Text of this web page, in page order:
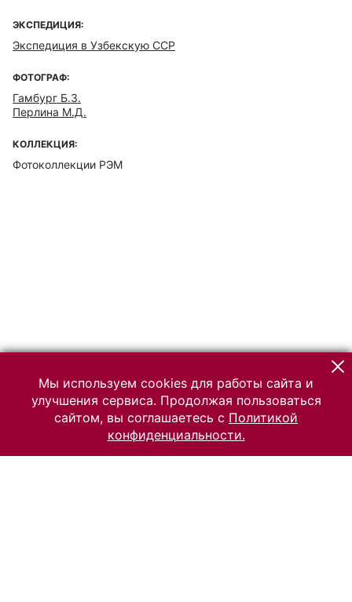
ЭКСПЕДИЦИЯ:
Экспедиция в Узбекскую ССР
ФОТОГРАФ:
Гамбург Б.З.
Перлина М.Д.
КОЛЛЕКЦИЯ:
Фотоколлекции РЭМ
Мы используем cookies для работы сайта и
улучшения сервиса. Продолжая пользоваться
сайтом, вы соглашаетесь с Политикой
конфиденциальности.